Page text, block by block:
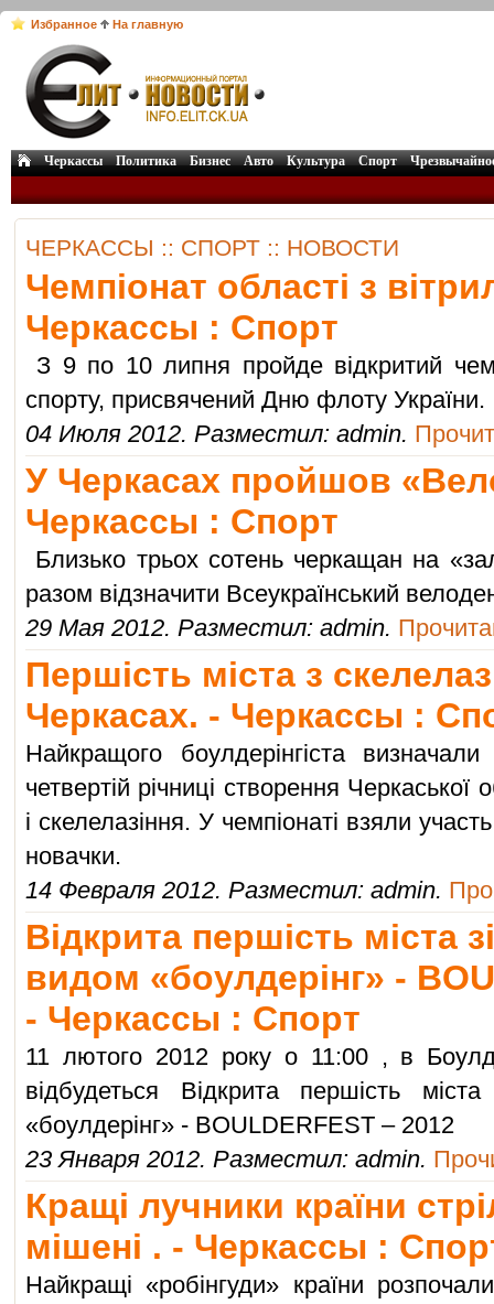
Избранное На главную
Черкассы Политика Бизнес Авто Культура Спорт
ЧЕРКАССЫ :: СПОРТ :: НОВОСТИ
Чемпіонат області з
Черкассы : Спорт
З 9 по 10 липня пройде відкритий
спорту, присвячений Дню флоту України.
04 Июля 2012. Разместил: admin.
У Черкасах пройшов
Черкассы : Спорт
Близько трьох сотень черкащан на
разом відзначити Всеукраїнський
29 Мая 2012. Разместил: admin.
Першість міста з
Черкасах. - Черкассы :
Найкращого боулдерінгіста
четвертій річниці створення Черкаської
і скелелазіння. У чемпіонаті взяли
новачки.
14 Февраля 2012. Разместил: admin.
Відкрита першість міста
видом «боулдерінг» -
- Черкассы : Спорт
11 лютого 2012 року о 11:00 , в
відбудеться Відкрита першість
«боулдерінг» - BOULDERFEST – 2012
23 Января 2012. Разместил: admin.
Кращі лучники країни
мішені . - Черкассы :
Найкращі «робінгуди» країни